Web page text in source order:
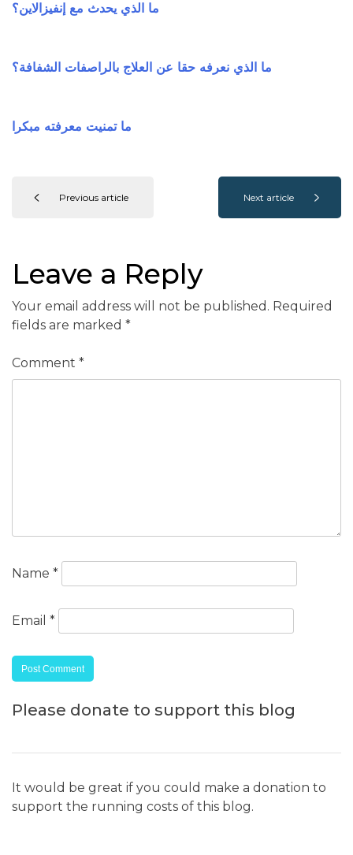
ما الذي يحدث مع إنفيزالاين؟
ما الذي نعرفه حقا عن العلاج بالراصفات الشفافة؟
ما تمنيت معرفته مبكرا
Previous article Next article
Leave a Reply
Your email address will not be published. Required
fields are marked *
Comment *
Name *
Email *
Please donate to support this blog
It would be great if you could make a donation to
support the running costs of this blog.